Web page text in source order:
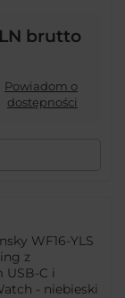
brutto
Powiadom o
dostępności
WF16-YLS
z
USB-C i
- niebieski